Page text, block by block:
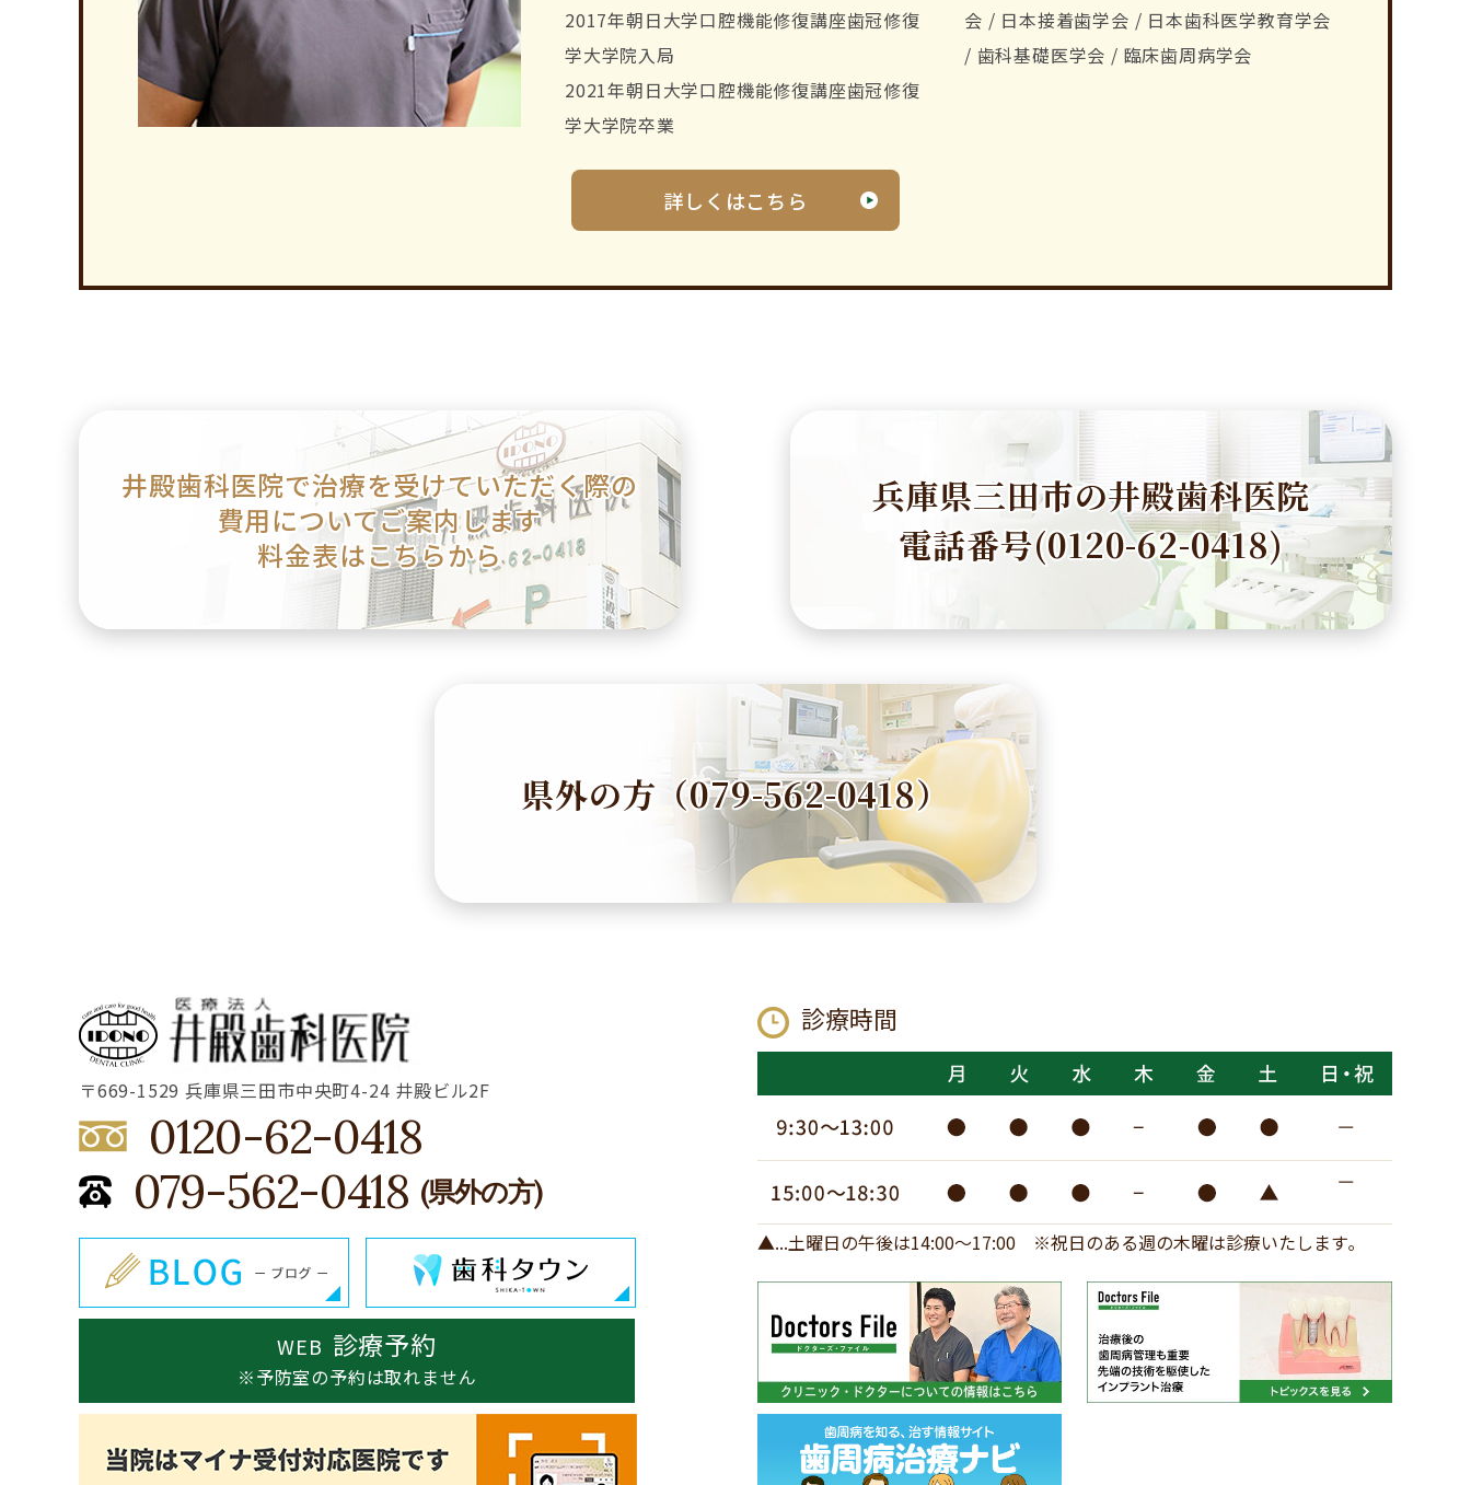
2017年朝日大学口腔機能修復講座歯冠修復
学大学院入局
2021年朝日大学口腔機能修復講座歯冠修復
学大学院卒業
会 / 日本接着歯学会 / 日本歯科医学教育学会
/ 歯科基礎医学会 / 臨床歯周病学会
詳しくはこちら
井殿歯科医院で治療を受けていただく際の
費用についてご案内します
料金表はこちらから
兵庫県三田市の井殿歯科医院
電話番号(0120-62-0418)
県外の方（079-562-0418）
〒669-1529 兵庫県三田市中央町4-24 井殿ビル2F
0120-62-0418
079-562-0418 (県外の方)
WEB 診療予約
※予防室の予約は取れません
診療時間
▲...土曜日の午後は14:00～17:00 ※祝日のある週の木曜は診療いたします｡